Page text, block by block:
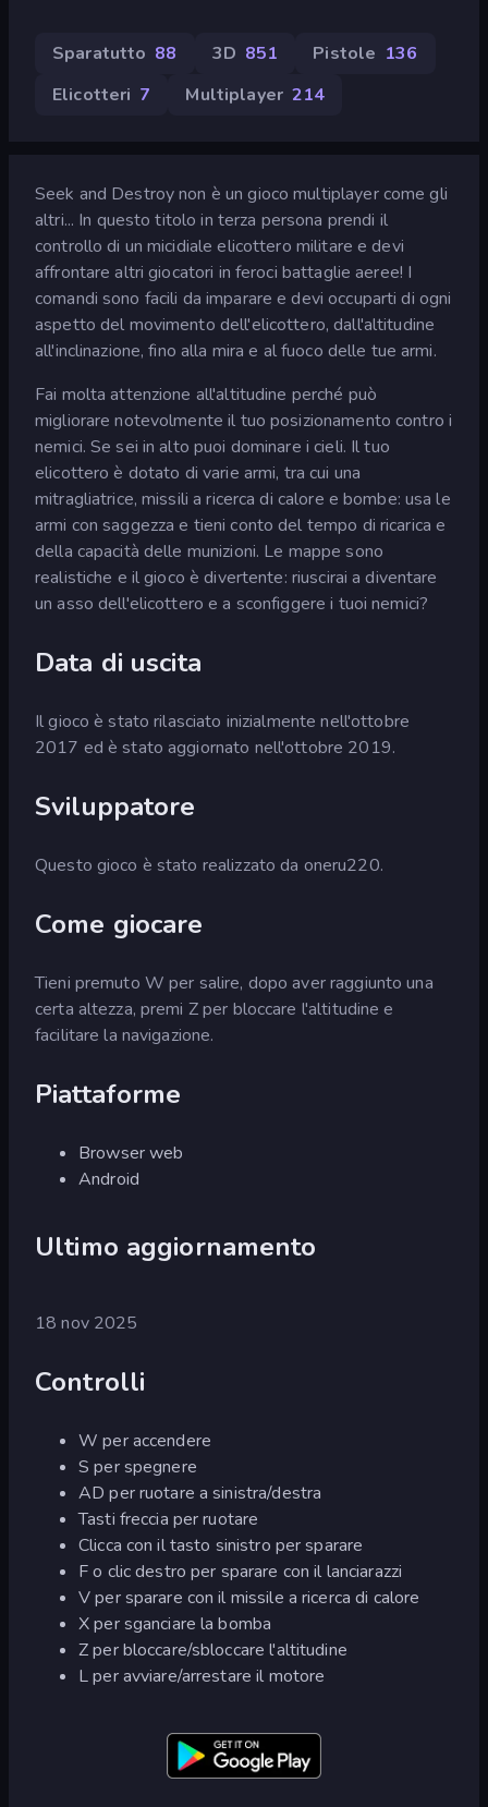
Sparatutto 88 3D 851 Pistole 136
Elicotteri 7 Multiplayer 214
Seek and Destroy non è un gioco multiplayer come gli
altri... In questo titolo in terza persona prendi il
controllo di un micidiale elicottero militare e devi
affrontare altri giocatori in feroci battaglie aeree! I
comandi sono facili da imparare e devi occuparti di ogni
aspetto del movimento dell'elicottero, dall'altitudine
all'inclinazione, fino alla mira e al fuoco delle tue armi.
Fai molta attenzione all'altitudine perché può
migliorare notevolmente il tuo posizionamento contro i
nemici. Se sei in alto puoi dominare i cieli. Il tuo
elicottero è dotato di varie armi, tra cui una
mitragliatrice, missili a ricerca di calore e bombe: usa le
armi con saggezza e tieni conto del tempo di ricarica e
della capacità delle munizioni. Le mappe sono
realistiche e il gioco è divertente: riuscirai a diventare
un asso dell'elicottero e a sconfiggere i tuoi nemici?
Data di uscita
Il gioco è stato rilasciato inizialmente nell'ottobre
2017 ed è stato aggiornato nell'ottobre 2019.
Sviluppatore
Questo gioco è stato realizzato da oneru220.
Come giocare
Tieni premuto W per salire, dopo aver raggiunto una
certa altezza, premi Z per bloccare l'altitudine e
facilitare la navigazione.
Piattaforme
Browser web
Android
Ultimo aggiornamento
18 nov 2025
Controlli
W per accendere
S per spegnere
AD per ruotare a sinistra/destra
Tasti freccia per ruotare
Clicca con il tasto sinistro per sparare
F o clic destro per sparare con il lanciarazzi
V per sparare con il missile a ricerca di calore
X per sganciare la bomba
Z per bloccare/sbloccare l'altitudine
L per avviare/arrestare il motore